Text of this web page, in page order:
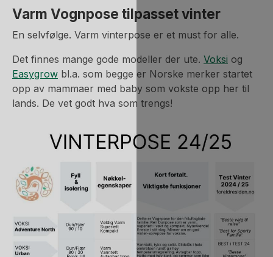
Varm Vognpose tilpasset vinter
En selvfølge. Varm vinterpose er et must for alle.
Det finnes mange gode modeller der ute. Voksi og
Easygrow bl.a. som begge er Norske merker startet
opp av mammaer med baby som vokste opp her til
lands. De vet godt hva som trengs!